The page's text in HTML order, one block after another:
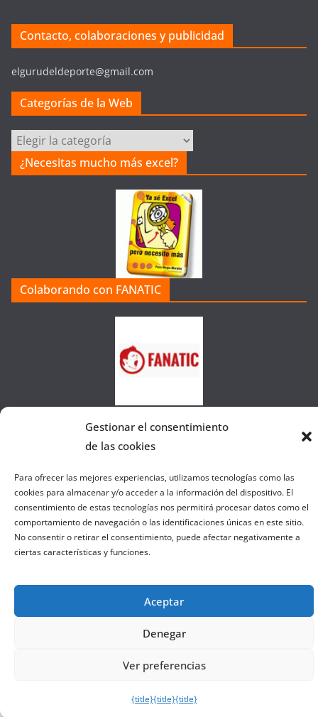
Contacto, colaboraciones y publicidad
elgurudeldeporte@gmail.com
Categorías de la Web
a
t
a
e
¿Necesitas mucho más excel?
Colaborando con FANATIC
Copyright © 2026el gurú del basket. Todos los derechos
reservados.
Tema:ColorMagpor ThemeGrill. Funciona conWordPress.
Gestionar el consentimiento
de las cookies
Para ofrecer las mejores experiencias, utilizamos tecnologías como las
cookies para almacenar y/o acceder a la información del dispositivo. El
consentimiento de estas tecnologías nos permitirá procesar datos como el
comportamiento de navegación o las identificaciones únicas en este sitio.
No consentir o retirar el consentimiento, puede afectar negativamente a
ciertas características y funciones.
Aceptar
Denegar
Ver preferencias
{title}{title}{title}
Salir de la versión móvil